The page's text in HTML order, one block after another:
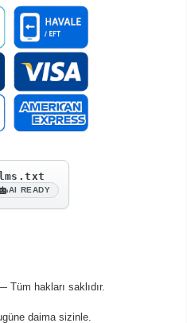
AI READY
hakları saklıdır.
daima sizinle.